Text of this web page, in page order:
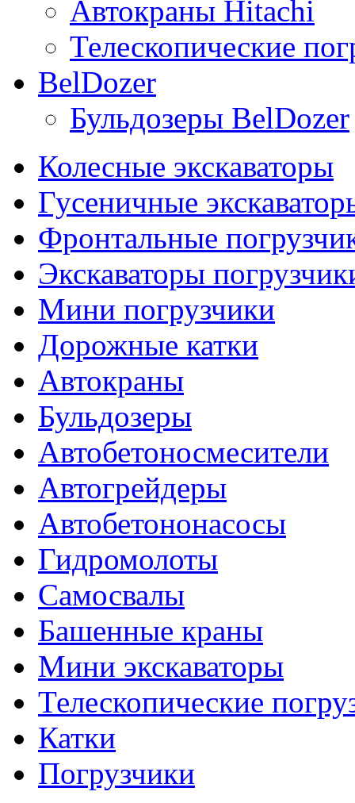
Автокраны Hitachi
Телескопические
BelDozer
Бульдозеры BelDozer
Колесные экскаваторы
Гусеничные
Фронтальные
Экскаваторы
Мини погрузчики
Дорожные катки
Автокраны
Бульдозеры
Автобетоносмесители
Автогрейдеры
Автобетононасосы
Гидромолоты
Самосвалы
Башенные краны
Мини экскаваторы
Телескопические
Катки
Погрузчики